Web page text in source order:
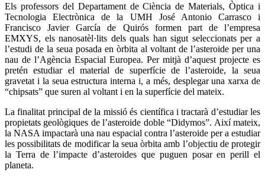
Els professors del Departament de Ciència de Materials, Òptica i
Tecnologia Electrònica de la UMH José Antonio Carrasco i
Francisco Javier García de Quirós formen part de l’empresa
EMXYS, els nanosatèl·lits dels quals han sigut seleccionats per a
l’estudi de la seua posada en òrbita al voltant de l’asteroide per una
nau de l’Agència Espacial Europea. Per mitjà d’aquest projecte es
pretén estudiar el material de superfície de l’asteroide, la seua
gravetat i la seua estructura interna i, a més, desplegar una xarxa de
“chipsats” que suren al voltant i en la superfície del mateix.
La finalitat principal de la missió és científica i tractarà d’estudiar les
propietats geològiques de l’asteroide doble “Didymos”. Així mateix,
la NASA impactarà una nau espacial contra l’asteroide per a estudiar
les possibilitats de modificar la seua òrbita amb l’objectiu de protegir
la Terra de l’impacte d’asteroides que puguen posar en perill el
planeta.